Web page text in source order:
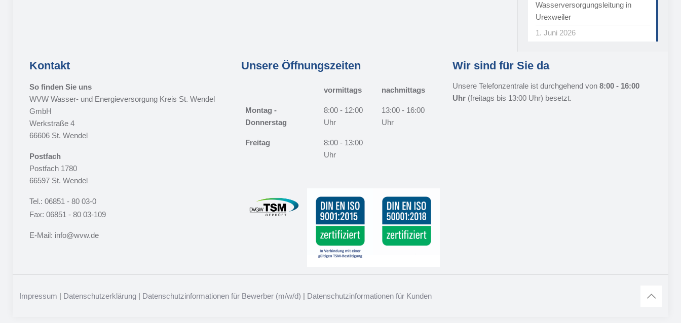
Wasserversorgungsleitung in
Urexweiler
1. Juni 2026
Kontakt
So finden Sie uns
WVW Wasser- und Energieversorgung Kreis St. Wendel
GmbH
Werkstraße 4
66606 St. Wendel
Postfach
Postfach 1780
66597 St. Wendel
Tel.: 06851 - 80 03-0
Fax: 06851 - 80 03-109
E-Mail: info@wvw.de
Unsere Öffnungszeiten
vormittags nachmittags
Montag -
Donnerstag
8:00 - 12:00
Uhr
13:00 - 16:00
Uhr
Freitag
8:00 - 13:00
Uhr
Wir sind für Sie da
Unsere Telefonzentrale ist durchgehend von8:00 - 16:00
Uhr (freitags bis 13:00 Uhr) besetzt.
Impressum | Datenschutzerklärung| Datenschutzinformationen für Bewerber (m/w/d) | Datenschutzinformationen für Kunden